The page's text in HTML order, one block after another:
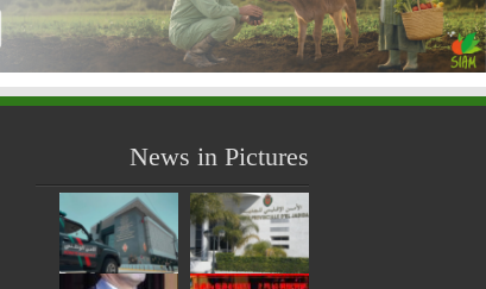
News in Pictures